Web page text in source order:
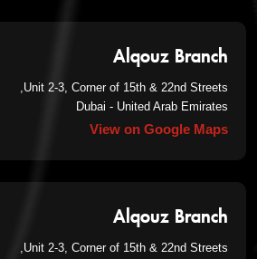
Alqouz Branch
Unit 2-3, Corner of 15th & 22nd Streets,
Dubai - United Arab Emirates
View on Google Maps
Alqouz Branch
Unit 2-3, Corner of 15th & 22nd Streets,